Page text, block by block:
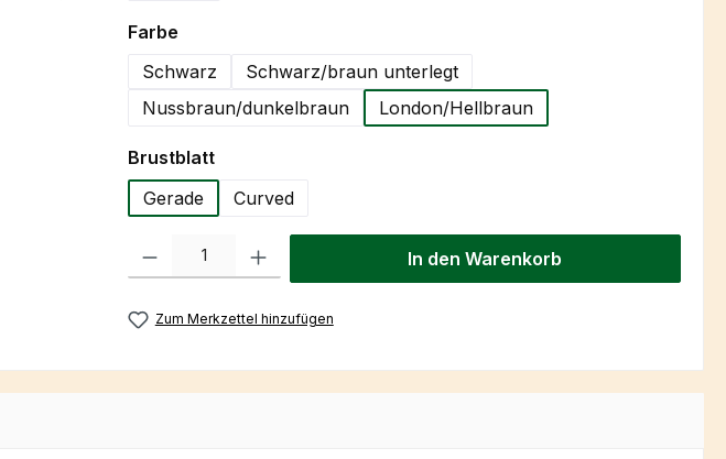
Farbeauswählen
Schwarz
Schwarz/braun unterlegt
Nussbraun/dunkelbraun
London/Hellbraun
Brustblattauswählen
Gerade
Curved
Produkt Anzahl: Gib den gewünschten Wert ein oder benutze die Schaltflächen
In den Warenkorb
Zum Merkzettel hinzufügen